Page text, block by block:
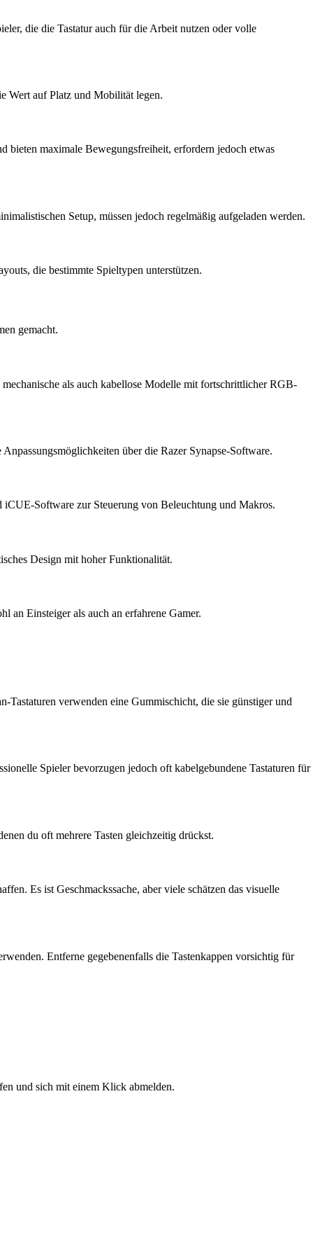
die die Tastatur auch für die Arbeit nutzen oder volle
Wert auf Platz und Mobilität legen.
bieten maximale Bewegungsfreiheit, erfordern jedoch etwas
Setup, müssen jedoch regelmäßig aufgeladen werden.
die bestimmte Spieltypen unterstützen.
gemacht.
als auch kabellose Modelle mit fortschrittlicher RGB-
über die Razer Synapse-Software.
Software zur Steuerung von Beleuchtung und Makros.
Design mit hoher Funktionalität.
an Einsteiger als auch an erfahrene Gamer.
Tastaturen verwenden eine Gummischicht, die sie günstiger und
Spieler bevorzugen jedoch oft kabelgebundene Tastaturen für
du oft mehrere Tasten gleichzeitig drückst.
Es ist Geschmackssache, aber viele schätzen das visuelle
Entferne gegebenenfalls die Tastenkappen vorsichtig für
und sich mit einem Klick abmelden.